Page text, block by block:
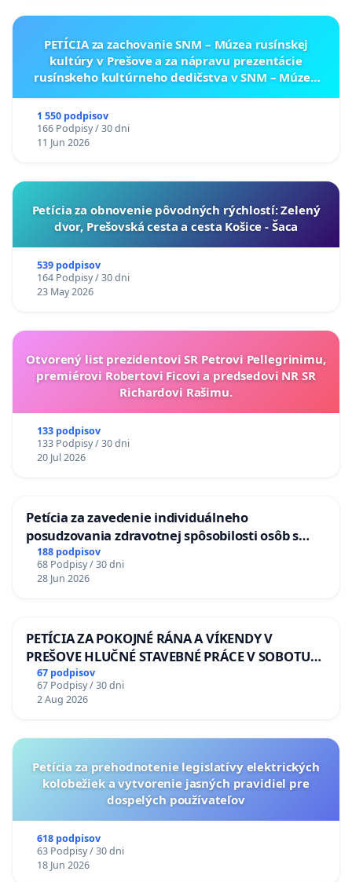
PETÍCIA za zachovanie SNM – Múzea rusínskej
kultúry v Prešove a za nápravu prezentácie
rusínskeho kultúrneho dedičstva v SNM – Múzeu
1 550 podpisov
166 Podpisy / 30 dni
11 Jun 2026
​Petícia za obnovenie pôvodných rýchlostí: Zelený
dvor, Prešovská cesta a cesta Košice - Šaca
539 podpisov
164 Podpisy / 30 dni
23 May 2026
Otvorený list prezidentovi SR Petrovi Pellegrinimu,
premiérovi Robertovi Ficovi a predsedovi NR SR
Richardovi Rašimu.
133 podpisov
133 Podpisy / 30 dni
20 Jul 2026
Petícia za zavedenie individuálneho
posudzovania zdravotnej spôsobilosti osôb s
diabetom 1. a 2. typu pri prijímaní do
Policajného zboru SR
188 podpisov
68 Podpisy / 30 dni
28 Jun 2026
PETÍCIA ZA POKOJNÉ RÁNA A VÍKENDY V
PREŠOVE HLUČNÉ STAVEBNÉ PRÁCE V SOBOTU
LEN OD 9.00 DO 13.00 HOD., CEZ PRACOVNÝ
TÝŽDEŇ CIEĽ 8.00 – 18.00 HOD. A PRAVIDELNÁ
KONTROLA STAVBY C-AREA NA
67 podpisov
67 Podpisy / 30 dni
2 Aug 2026
Petícia za prehodnotenie legislatívy elektrických
kolobežiek a vytvorenie jasných pravidiel pre
dospelých používateľov
618 podpisov
63 Podpisy / 30 dni
18 Jun 2026